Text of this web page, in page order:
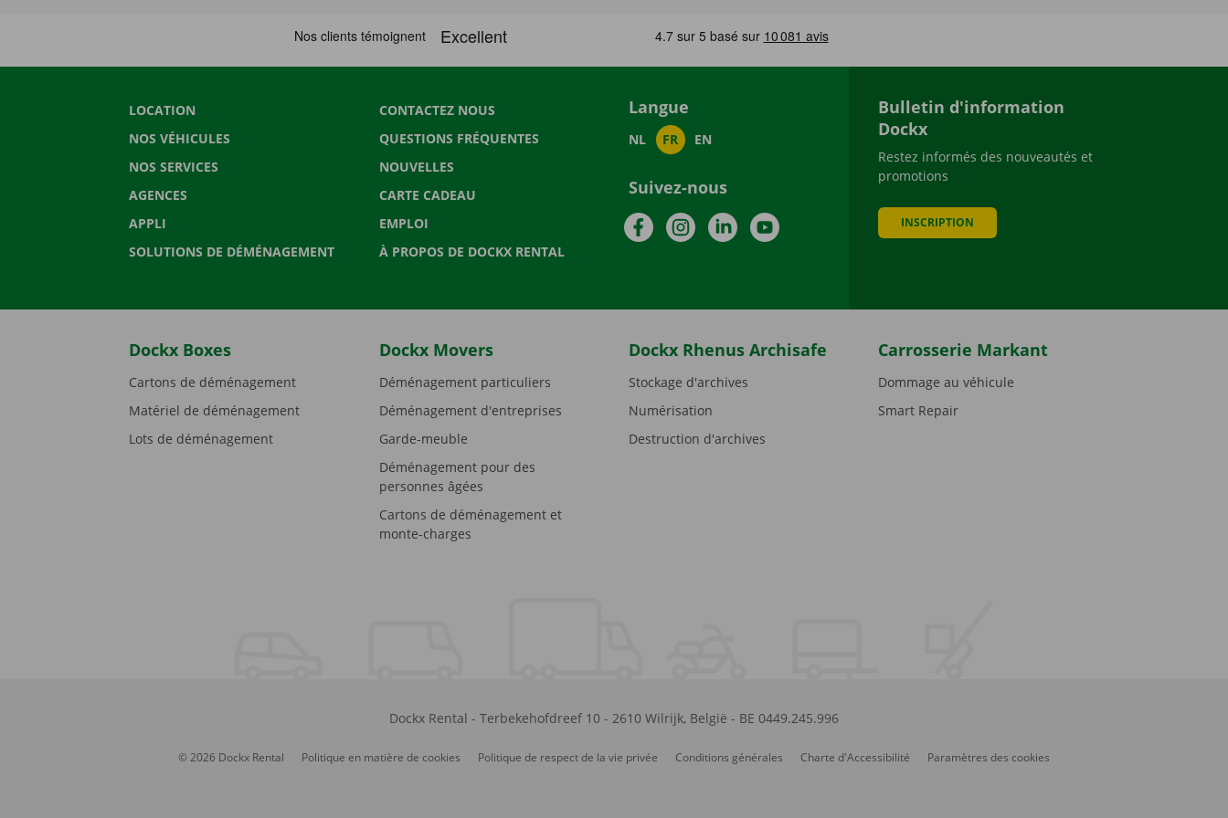
LOCATION
NOS VÉHICULES
NOS SERVICES
AGENCES
APPLI
SOLUTIONS DE DÉMÉNAGEMENT
CONTACTEZ NOUS
QUESTIONS FRÉQUENTES
NOUVELLES
CARTE CADEAU
EMPLOI
À PROPOS DE DOCKX RENTAL
Langue
NL FR EN
Suivez-nous
FacebookInstagramLinkedInYouTube
Bulletin d'information
Dockx
Restez informés des nouveautés et
promotions
INSCRIPTION
Dockx Boxes
Cartons de déménagement
Matériel de déménagement
Lots de déménagement
Dockx Movers
Déménagement particuliers
Déménagement d'entreprises
Garde-meuble
Déménagement pour des
personnes âgées
Cartons de déménagement et
monte-charges
Dockx Rhenus Archisafe
Stockage d'archives
Numérisation
Destruction d'archives
Carrosserie Markant
Dommage au véhicule
Smart Repair
Dockx Rental - Terbekehofdreef 10- 2610 Wilrijk, België - BE 0449.245.996
© 2026 Dockx Rental Politique en matière de cookies Politique de respect de la vie privée Conditions générales Charte d'Accessibilité Paramètres des cookies